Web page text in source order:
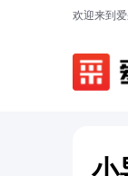
欢迎来到